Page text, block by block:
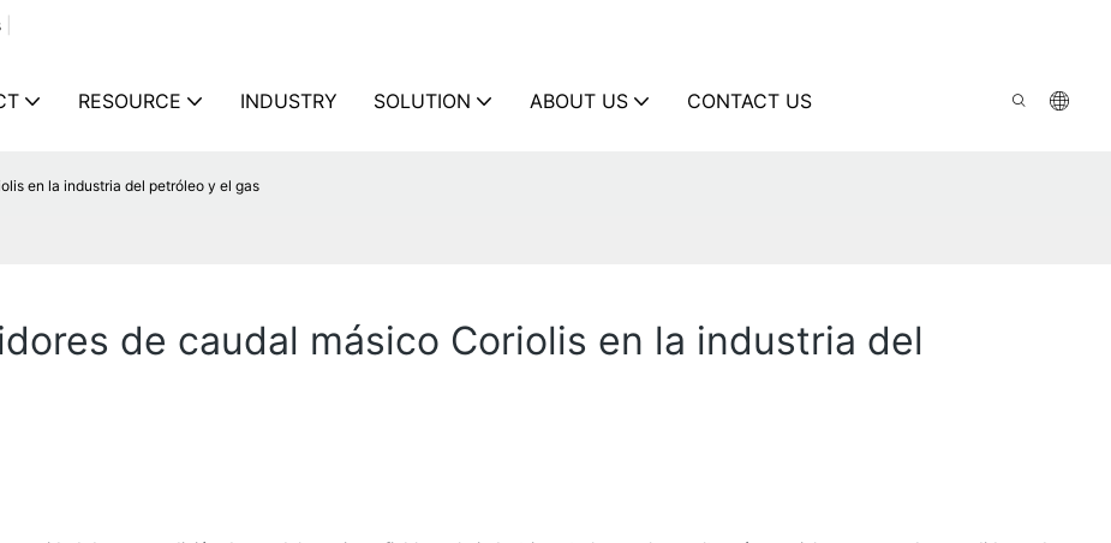
RESOURCE INDUSTRY SOLUTION ABOUT US CONTACT US
en la industria del petróleo y el gas
de caudal másico Coriolis en la industria del